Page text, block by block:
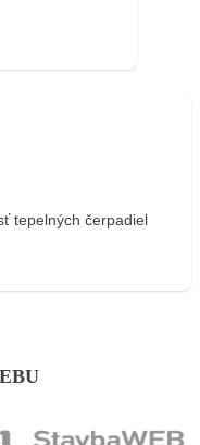
tepelných čerpadiel